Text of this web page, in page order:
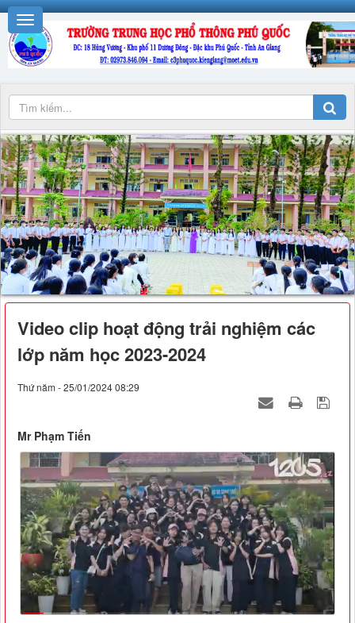
Video clip hoạt động trải nghiệm các
lớp năm học 2023-2024
Thứ năm - 25/01/2024 08:29
Mr Phạm Tiến